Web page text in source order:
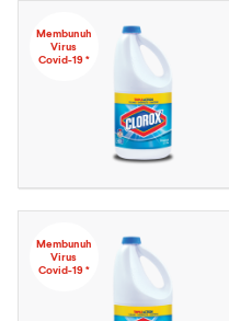
Membunuh
Virus
Covid-19 *
Membunuh
Virus
Covid-19 *